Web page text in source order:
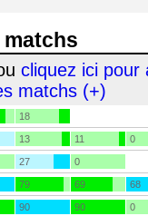
cliquez ici pour
matchs (+)
18
13 11 0
27 0
79 69 68
90 90 0